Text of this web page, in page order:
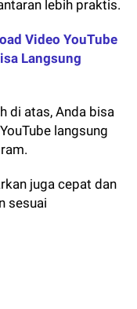
lebih praktis.
Video YouTube
Langsung
di atas, Anda bisa
langsung
juga cepat dan
sesuai